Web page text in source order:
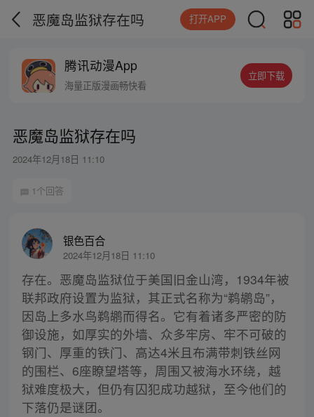
恶魔岛监狱存在吗 打开APP
腾讯动漫App
海量正版漫画畅快看
立即下载
恶魔岛监狱存在吗
2024年12月18日 11:10
1个回答
银色百合
2024年12月18日 11:10
存在。恶魔岛监狱位于美国旧金山湾，1934年被
联邦政府设置为监狱，其正式名称为“鹈鹕岛”，
因岛上多水鸟鹈鹕而得名。它有着诸多严密的防
御设施，如厚实的外墙、众多牢房、牢不可破的
钢门、厚重的铁门、高达4米且布满带刺铁丝网
的围栏、6座瞭望塔等，周围又被海水环绕，越
狱难度极大，但仍有囚犯成功越狱，至今他们的
下落仍是谜团。